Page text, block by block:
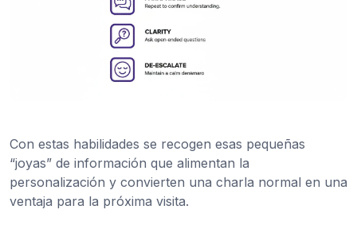
Con estas habilidades se recogen esas pequeñas
“joyas” de información que alimentan la
personalización y convierten una charla normal en una
ventaja para la próxima visita.